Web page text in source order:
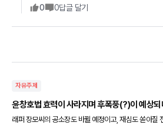
0 0답글 달기
자유주제
윤창호법 효력이 사라지며 후폭풍(?)이 예상되
래퍼 장모씨의 공소장도 바뀔 예정이고, 재심도 쏟아질